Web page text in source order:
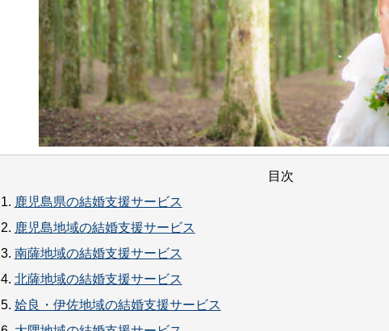
目次
1. 鹿児島県の結婚支援サービス
2. 鹿児島地域の結婚支援サービス
3. 南薩地域の結婚支援サービス
4. 北薩地域の結婚支援サービス
5. 姶良・伊佐地域の結婚支援サービス